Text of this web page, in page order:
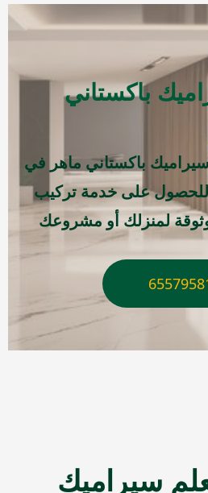
باكستاني
باكستاني ماهر في
للحصول على خدمة تركيب
سيراميك